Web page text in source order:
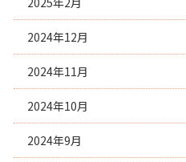
2024年12月
2024年11月
2024年10月
2024年9月